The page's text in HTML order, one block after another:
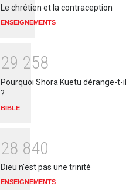
Le chrétien et la contraception
ENSEIGNEMENTS
29 258
Pourquoi Shora Kuetu dérange-t-
?
BIBLE
28 840
Dieu n'est pas une trinité
ENSEIGNEMENTS